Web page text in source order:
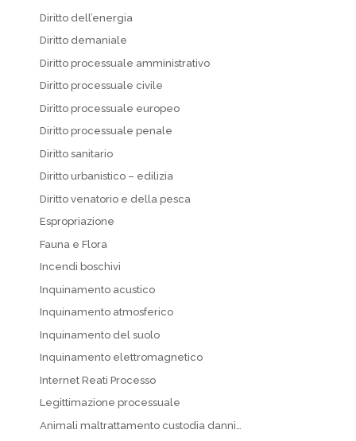
Diritto dell’energia
Diritto demaniale
Diritto processuale amministrativo
Diritto processuale civile
Diritto processuale europeo
Diritto processuale penale
Diritto sanitario
Diritto urbanistico – edilizia
Diritto venatorio e della pesca
Espropriazione
Fauna e Flora
Incendi boschivi
Inquinamento acustico
Inquinamento atmosferico
Inquinamento del suolo
Inquinamento elettromagnetico
Internet Reati Processo
Legittimazione processuale
Animali maltrattamento custodia danni…